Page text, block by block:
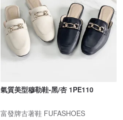
氣質美型穆勒鞋-黑/杏 1PE110
富發牌古著鞋 FUFASHOES